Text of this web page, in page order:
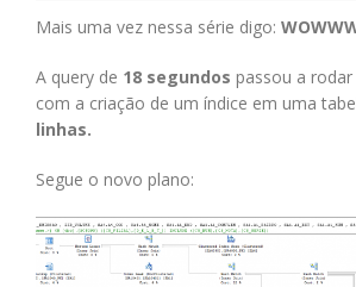
Mais uma vez nessa série digo:
A query de 18 segundos passou a
com a criação de um índice em uma
linhas.
Segue o novo plano: